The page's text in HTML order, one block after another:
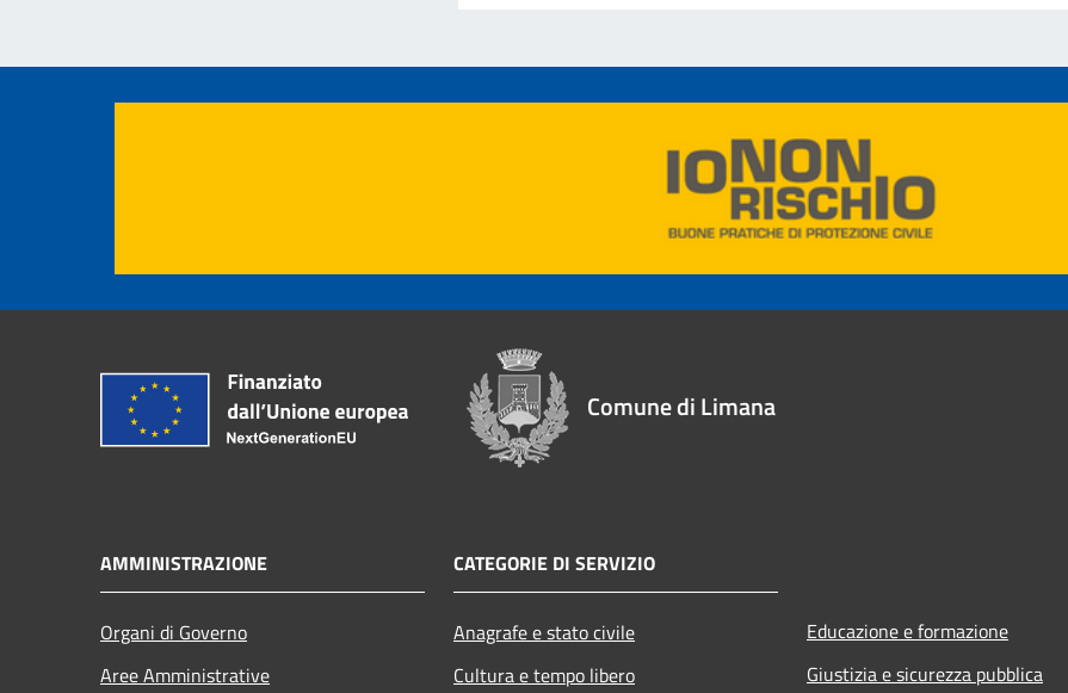
Comune di Limana
AMMINISTRAZIONE
Organi di Governo
Aree Amministrative
CATEGORIE DI SERVIZIO
Anagrafe e stato civile
Cultura e tempo libero
Educazione e formazione
Giustizia e sicurezza pubblica